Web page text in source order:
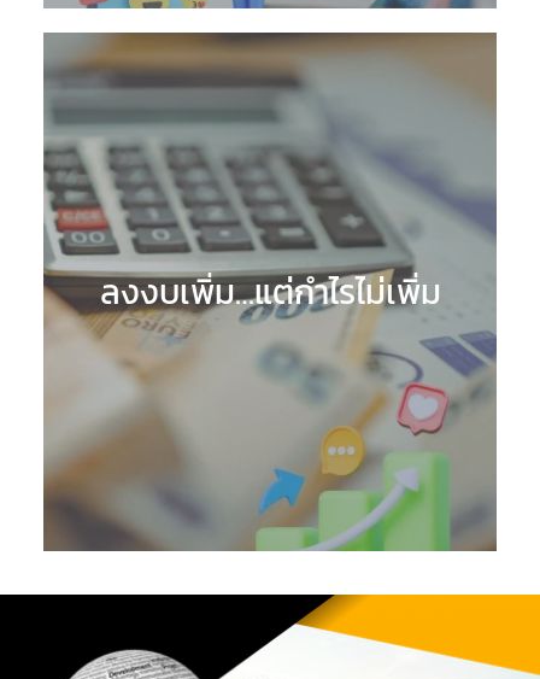
ลงงบเพิ่ม…แต่กำไรไม่เพิ่ม